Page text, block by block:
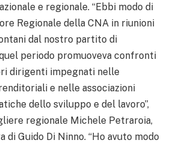
e regionale. “Ebbi modo di
Regionale della CNA in riunioni
dal nostro partito di
periodo promuoveva confronti
dirigenti impegnati nelle
e nelle associazioni
dello sviluppo e del lavoro”,
regionale Michele Petraroia,
di Guido Di Ninno. “Ho avuto modo